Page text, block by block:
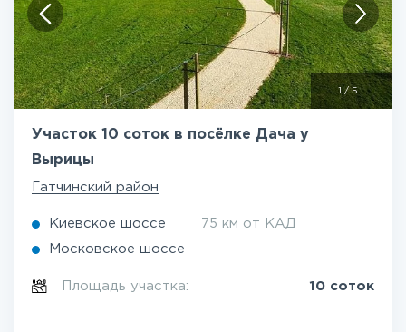
1 / 5
Участок 10 соток в посёлке Дача у
Вырицы
Гатчинский район
Киевское шоссе 75 км от КАД
Московское шоссе
Площадь участка: 10 соток